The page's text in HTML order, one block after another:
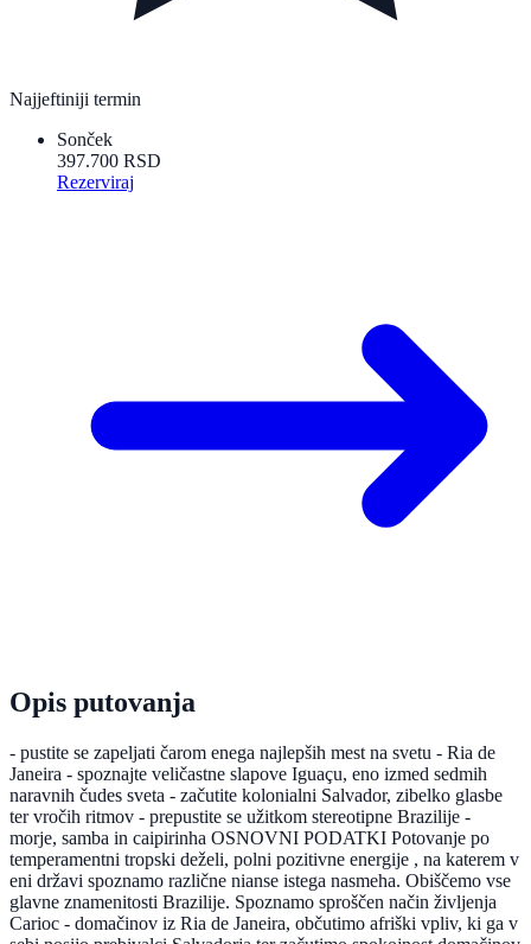
Najjeftiniji termin
Sonček
397.700 RSD
Rezerviraj
Opis putovanja
- pustite se zapeljati čarom enega najlepših mest na svetu - Ria de
Janeira - spoznajte veličastne slapove Iguaçu, eno izmed sedmih
naravnih čudes sveta - začutite kolonialni Salvador, zibelko glasbe
ter vročih ritmov - prepustite se užitkom stereotipne Brazilije -
morje, samba in caipirinha OSNOVNI PODATKI Potovanje po
temperamentni tropski deželi, polni pozitivne energije , na katerem v
eni državi spoznamo različne nianse istega nasmeha. Obiščemo vse
glavne znamenitosti Brazilije. Spoznamo sproščen način življenja
Carioc - domačinov iz Ria de Janeira, občutimo afriški vpliv, ki ga v